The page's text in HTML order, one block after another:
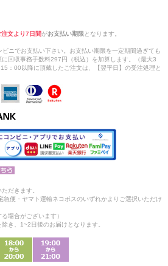
注文より7日間がお支払い期限 となります。
ニでお支払い下さい。お支払い期限を一定期間過ぎても
回収事務手数料297円（税込）を加算します。（最大3
：00以降に頂戴したご注文は、【翌平日】の受注処理と
だきます。
便・ヤマト運輸ネコポスのいずれかよりご選択いただけ
場合がございます）
き、1~2日後のお届けとなります。